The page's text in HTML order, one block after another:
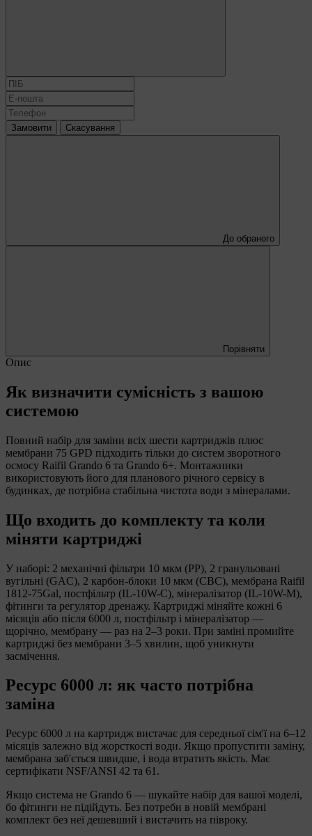
Замовити Скасування
До обраного
Порівняти
Опис
Як визначити сумісність з вашою
системою
Повний набір для заміни всіх шести картриджів плюс
мембрани 75 GPD підходить тільки до систем зворотного
осмосу Raifil Grando 6 та Grando 6+. Монтажники
використовують його для планового річного сервісу в
будинках, де потрібна стабільна чистота води з мінералами.
Що входить до комплекту та коли
міняти картриджі
У наборі: 2 механічні фільтри 10 мкм (PP), 2 гранульовані
вугільні (GAC), 2 карбон-блоки 10 мкм (CBC), мембрана Raifil
1812-75Gal, постфільтр (IL-10W-C), мінералізатор (IL-10W-M),
фітинги та регулятор дренажу. Картриджі міняйте кожні 6
місяців або після 6000 л, постфільтр і мінералізатор —
щорічно, мембрану — раз на 2–3 роки. При заміні промийте
картриджі без мембрани 3–5 хвилин, щоб уникнути
засмічення.
Ресурс 6000 л: як часто потрібна
заміна
Ресурс 6000 л на картридж вистачає для середньої сім'ї на 6–12
місяців залежно від жорсткості води. Якщо пропустити заміну,
мембрана заб'ється швидше, і вода втратить якість. Має
сертифікати NSF/ANSI 42 та 61.
Якщо система не Grando 6 — шукайте набір для вашої моделі,
бо фітинги не підійдуть. Без потреби в новій мембрані
комплект без неї дешевший і вистачить на півроку.